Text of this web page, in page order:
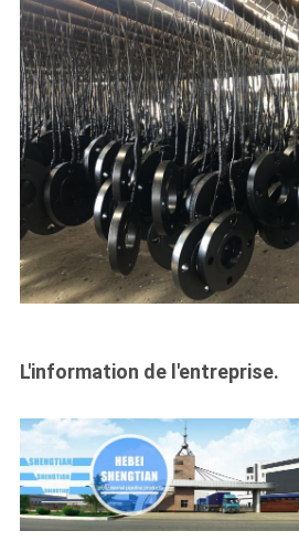
L'information de l'entreprise.